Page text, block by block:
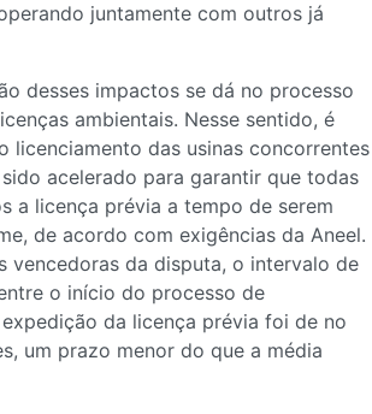
juntamente com outros já
desses impactos se dá no processo
ambientais. Nesse sentido, é
licenciamento das usinas concorrentes
acelerado para garantir que todas
a licença prévia a tempo de serem
de acordo com exigências da Aneel.
vencedoras da disputa, o intervalo de
o início do processo de
da licença prévia foi de no
um prazo menor do que a média